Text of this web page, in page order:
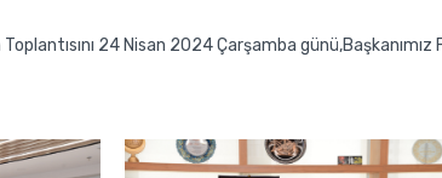
24 Nisan 2024 Çarşamba